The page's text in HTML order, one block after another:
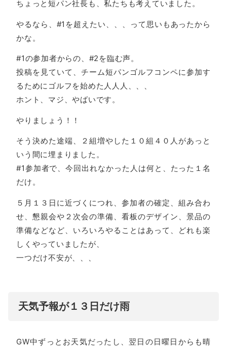
ちょっと短パン社長も、私たちも考えていました。
やるなら、#1を超えたい、、、って思いもあったから
かな。
#1の参加者からの、#2を臨む声。
投稿を見ていて、チーム短パンゴルフコンペに参加す
るためにゴルフを始めた人人人、、、
ホント、マジ、やばいです。
やりましょう！！
そう決めた途端、２組増やした１０組４０人があっと
いう間に埋まりました。
#1参加者で、今回出れなかった人は何と、たった１名
だけ。
５月１３日に近づくにつれ、参加者の確定、組み合わ
せ、懇親会や２次会の準備、看板のデザイン、景品の
準備などなど、いろいろやることはあって、どれも楽
しくやっていましたが、
一つだけ不安が、、、
天気予報が１３日だけ雨
GW中ずっとお天気だったし、翌日の日曜日からも晴